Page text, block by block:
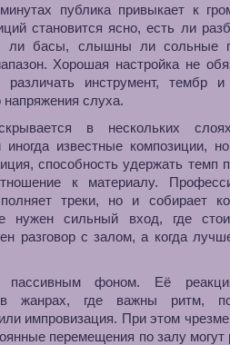
публика привыкает к
становится ясно, есть ли
ли басы, слышны ли сольные
Хорошая настройка не
различать инструмент, тембр
напряжения слуха.
в нескольких
известные композиции,
способность удержать темп
к материалу.
треки, но и собирает
нужен сильный вход, где
разговор с залом, а когда
пассивным фоном. Её
жанрах, где важны ритм,
импровизация. При этом
перемещения по залу могут